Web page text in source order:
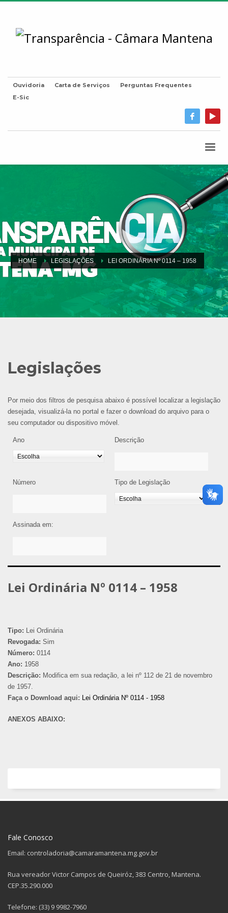
Ouvidoria Carta de Serviços
Perguntas Frequentes
E-Sic
HOME LEGISLAÇÕES LEI ORDINÁRIA Nº 0114 – 1958
Legislações
Por meio dos filtros de pesquisa abaixo é possível localizar a legislação
desejada, visualizá-la no portal e fazer o download do arquivo para o
seu computador ou dispositivo móvel.
Ano Descrição
Número Tipo de Legislação
Assinada em:
Lei Ordinária Nº 0114 – 1958
Tipo: Lei Ordinária
Revogada: Sim
Número: 0114
Ano: 1958
Descrição: Modifica em sua redação, a lei nº 112 de 21 de novembro
de 1957.
Faça o Download aqui: Lei Ordinária Nº 0114 - 1958
ANEXOS ABAIXO:
Fale Conosco
Email: controladoria@camaramantena.mg.gov.br
Rua vereador Victor Campos de Queiróz, 383 Centro, Mantena.
CEP.35.290.000
Telefone: (33) 9 9982-7960